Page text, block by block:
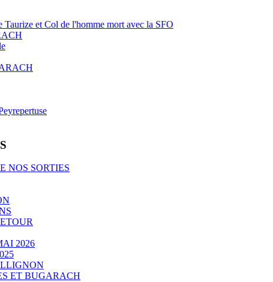
Taurize et Col de l'homme mort avec la SFO
NOS SORTIES
2026
ET BUGARACH